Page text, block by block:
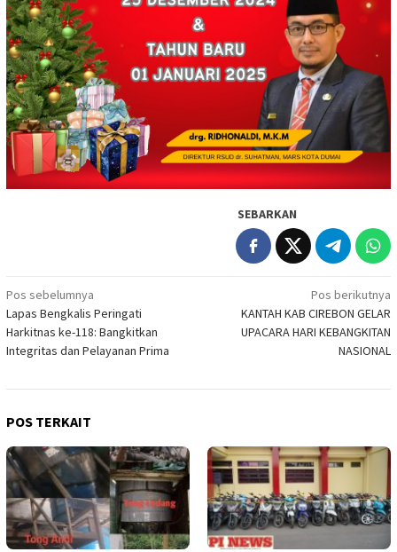
SEBARKAN
Navigasi
pos
Pos sebelumnya
Lapas Bengkalis Peringati
Harkitnas ke-118: Bangkitkan
Integritas dan Pelayanan Prima
Pos berikutnya
KANTAH KAB CIREBON GELAR
UPACARA HARI KEBANGKITAN
NASIONAL
POS TERKAIT